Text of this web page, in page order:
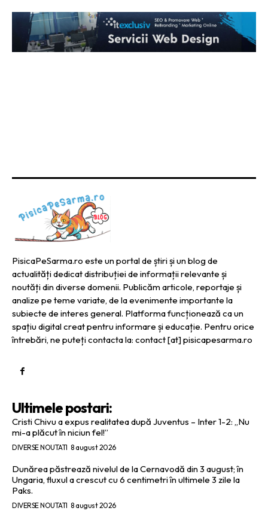
PisicaPeSarma.ro este un portal de știri și un blog de
actualități dedicat distribuției de informații relevante și
noutăți din diverse domenii. Publicăm articole, reportaje și
analize pe teme variate, de la evenimente importante la
subiecte de interes general. Platforma funcționează ca un
spațiu digital creat pentru informare și educație. Pentru orice
întrebări, ne puteți contacta la: contact [at] pisicapesarma.ro
Ultimele postari:
Cristi Chivu a expus realitatea după Juventus – Inter 1-2: „Nu
mi-a plăcut în niciun fel!”
DIVERSE NOUTATI 8 august 2026
Dunărea păstrează nivelul de la Cernavodă din 3 august; în
Ungaria, fluxul a crescut cu 6 centimetri în ultimele 3 zile la
Paks.
DIVERSE NOUTATI 8 august 2026